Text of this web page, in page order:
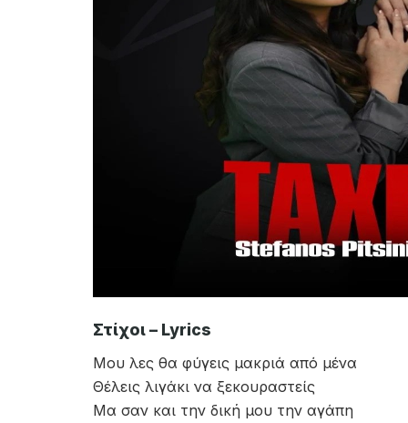
Στίχοι – Lyrics
Μου λες θα φύγεις μακριά από μένα
Θέλεις λιγάκι να ξεκουραστείς
Μα σαν και την δική μου την αγάπη